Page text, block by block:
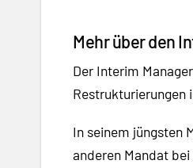
Mehr über den
Der Interim
Restrukturierungen
In seinem jüngsten
anderen Mandat